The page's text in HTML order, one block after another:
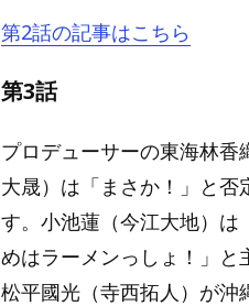
第2話の記事はこちら
第3話
プロデューサーの東海林
大晟）は「まさか！」と
す。小池蓮（今江大地）
めはラーメンっしょ！」と
松平國光（寺西拓人）が沖